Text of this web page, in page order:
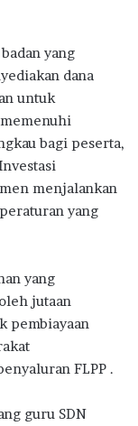
yang
dana
untuk
bagi peserta,
menjalankan
yang
yang
jutaan
pembiayaan
FLPP .
guru SDN